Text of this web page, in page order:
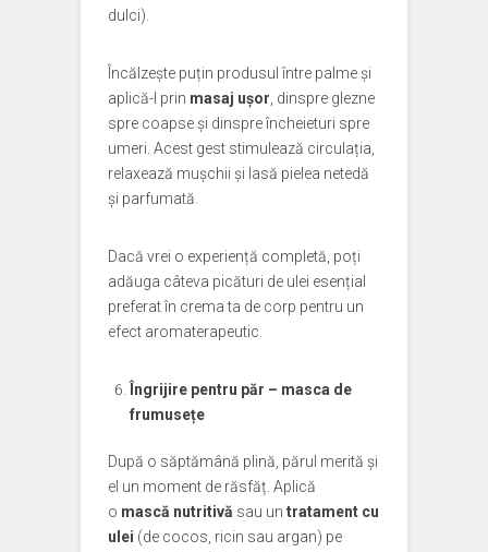
dulci).
Încălzește puțin produsul între palme și
aplică-l prin masaj ușor , dinspre glezne
spre coapse și dinspre încheieturi spre
umeri. Acest gest stimulează circulația,
relaxează mușchii și lasă pielea netedă
și parfumată.
Dacă vrei o experiență completă, poți
adăuga câteva picături de ulei esențial
preferat în crema ta de corp pentru un
efect aromaterapeutic.
Îngrijire pentru păr – masca de
frumusețe
După o săptămână plină, părul merită și
el un moment de răsfăț. Aplică
o mască nutritivă sau un tratament cu
ulei (de cocos, ricin sau argan) pe